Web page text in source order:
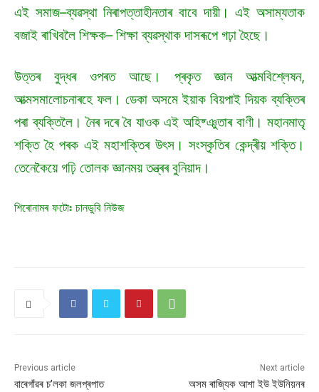
এই সমাজ–ব্যৱস্থা নিৰাপত্তাহীনতাৰ বাবে দায়ী। এই অসাম্যতাক
বজাই ৰাখিবলৈ শিক্ষক– শিক্ষা ব্যৱস্থাক দাসৰূপে গঢ়া হৈছে।
উত্তৰ বুদ্ধৰ ওপৰত আছে। প্ৰকৃত জ্ঞান আত্মবিশ্লেষন,
আত্মসমালোচনাৰহে ফল। ডেকা অসমে ইয়াক বিয়পাই দিয়ক ব্যক্তিৰ
পৰা ব্যক্তিলৈ। নৈৰ দৰে বৈ যাওক এই অহিষ্ঞুতাৰ বাণী। মহানমাতৃ
শক্তি হৈ পৰক এই মহাশক্তিৰ উৎস। সংস্কৃতিৰ কেন্দ্ৰীয় শক্তি।
তেনেকৈয়ে গঢ়ি তোলক জ্ঞানময় তন্ত্ৰৰ বুনিয়াদ।
শিৰোনামৰ ফটোঃ চানডুবি নিউজ
Previous article
বাৰেগাঁৱৰ চ’লকা জলপ্ৰপাত
Next article
অসম ৰাজ্যিক আশা ইউ ইউনিয়নৰ